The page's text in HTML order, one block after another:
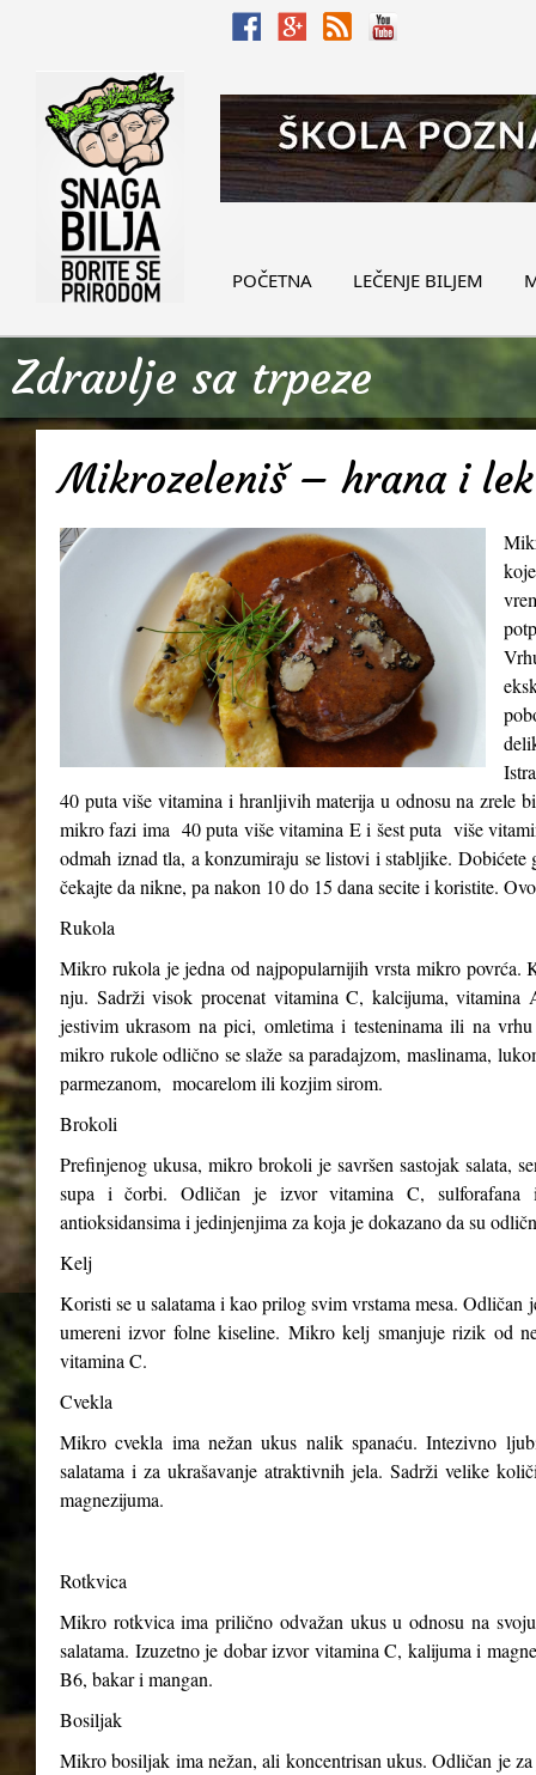
POČETNA LEČENJE BILJEM
Zdravlje sa trpeze
Mikrozeleniš – hrana i lek
40 puta više vitamina i hranljivih materija u odnosu na zrele
mikro fazi ima 40 puta više vitamina E i šest puta više
odmah iznad tla, a konzumiraju se listovi i stabljike. Dobićete
čekajte da nikne, pa nakon 10 do 15 dana secite i koristite.
Rukola
Mikro rukola je jedna od najpopularnijih vrsta mikro povrća.
nju. Sadrži visok procenat vitamina C, kalcijuma,
jestivim ukrasom na pici, omletima i testeninama ili na
mikro rukole odlično se slaže sa paradajzom, maslinama,
parmezanom, mocarelom ili kozjim sirom.
Brokoli
Prefinjenog ukusa, mikro brokoli je savršen sastojak salata,
supa i čorbi. Odličan je izvor vitamina C,
antioksidansima i jedinjenjima za koja je dokazano da su
Kelj
Koristi se u salatama i kao prilog svim vrstama mesa.
umereni izvor folne kiseline. Mikro kelj smanjuje rizik od
vitamina C.
Cvekla
Mikro cvekla ima nežan ukus nalik spanaću. Intezivno
salatama i za ukrašavanje atraktivnih jela. Sadrži velike
magnezijuma.
Rotkvica
Mikro rotkvica ima prilično odvažan ukus u odnosu na
salatama. Izuzetno je dobar izvor vitamina C, kalijuma i
B6, bakar i mangan.
Bosiljak
Mikro bosiljak ima nežan, ali koncentrisan ukus. Odličan je